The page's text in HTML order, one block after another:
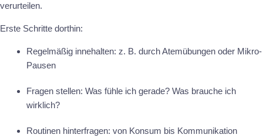
verurteilen.
Erste Schritte dorthin:
Regelmäßig innehalten: z. B. durch Atemübungen oder Mikro-
Pausen
Fragen stellen: Was fühle ich gerade? Was brauche ich
wirklich?
Routinen hinterfragen: von Konsum bis Kommunikation